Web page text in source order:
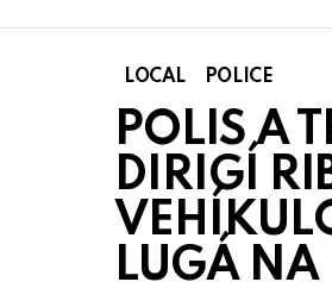
LOCAL POLICE
POLIS A
DIRIGÍ
LUGÁ NA